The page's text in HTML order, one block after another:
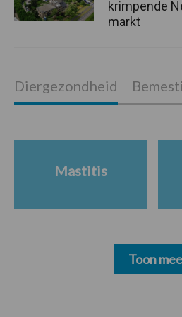
krimpende
markt
Diergezondheid
Mastitis
Toon